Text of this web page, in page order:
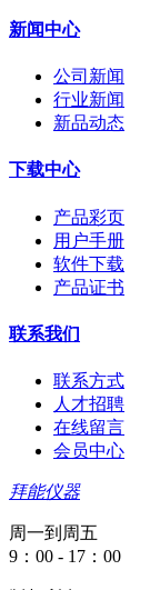
新闻中心
公司新闻
行业新闻
新品动态
下载中心
产品彩页
用户手册
软件下载
产品证书
联系我们
联系方式
人才招聘
在线留言
会员中心
拜能仪器
周一到周五
9：00 - 17：00